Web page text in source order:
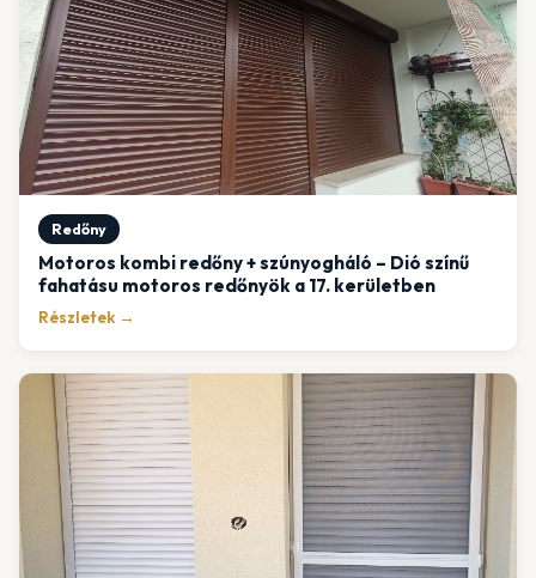
Redőny
Motoros kombi redőny + szúnyogháló – Dió színű
fahatásu motoros redőnyök a 17. kerületben
Részletek →